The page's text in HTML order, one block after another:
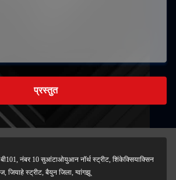
प्रस्तुत
नंबर 10 सुआंटाओयुआन नॉर्थ स्ट्रीट, शिंकेक्सियाक्सिन
जियाहे स्ट्रीट, बैयुन जिला, ग्वांगझू